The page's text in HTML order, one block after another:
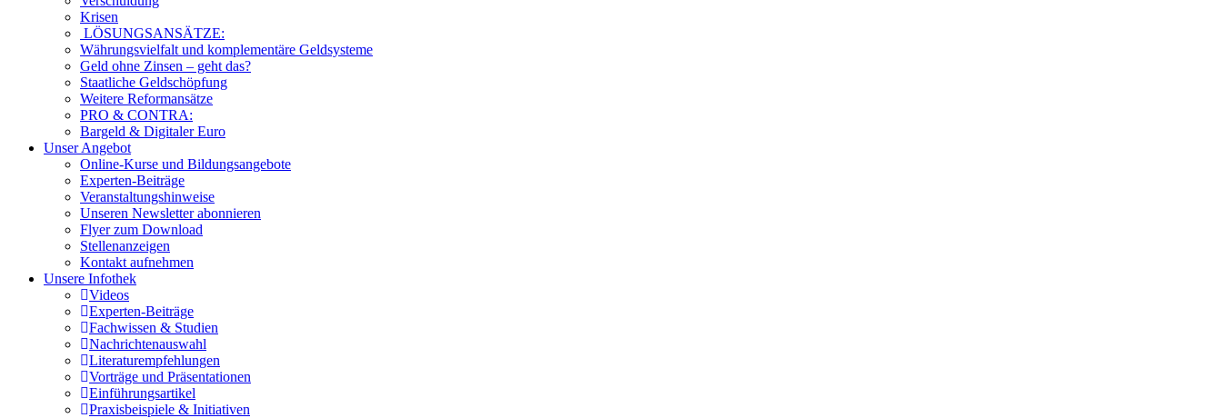
Krisen
LÖSUNGSANSÄTZE:
Währungsvielfalt und komplementäre Geldsysteme
Geld ohne Zinsen – geht das?
Staatliche Geldschöpfung
Weitere Reformansätze
PRO & CONTRA:
Bargeld & Digitaler Euro
Unser Angebot
Online-Kurse und Bildungsangebote
Experten-Beiträge
Veranstaltungshinweise
Unseren Newsletter abonnieren
Flyer zum Download
Stellenanzeigen
Kontakt aufnehmen
Unsere Infothek
Videos
Experten-Beiträge
Fachwissen & Studien
Nachrichtenauswahl
Literaturempfehlungen
Vorträge und Präsentationen
Einführungsartikel
Praxisbeispiele & Initiativen